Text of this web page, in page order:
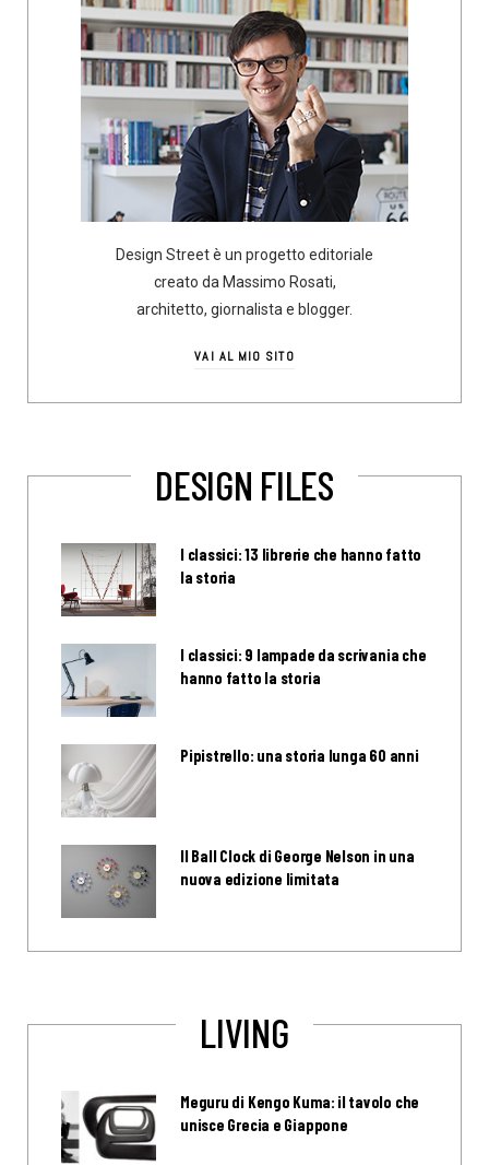
Design Street è un progetto editoriale
creato da Massimo Rosati,
architetto, giornalista e blogger.
VAI AL MIO SITO
DESIGN FILES
I classici: 13 librerie che hanno fatto
la storia
I classici: 9 lampade da scrivania che
hanno fatto la storia
Pipistrello: una storia lunga 60 anni
Il Ball Clock di George Nelson in una
nuova edizione limitata
LIVING
Meguru di Kengo Kuma: il tavolo che
unisce Grecia e Giappone